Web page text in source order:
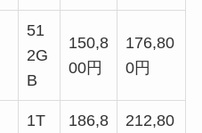
51
2G
B
150,8
00円
176,80
0円
1T
186,8
212,80